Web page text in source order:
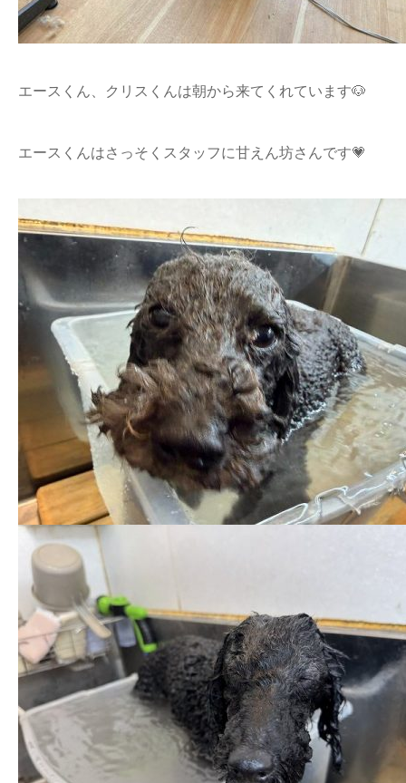
エースくん、クリスくんは朝から来てくれています🐶
エースくんはさっそくスタッフに甘えん坊さんです💗